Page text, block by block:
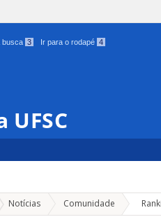
busca 3 Ir para o rodapé 4
Notícias Comunidade »